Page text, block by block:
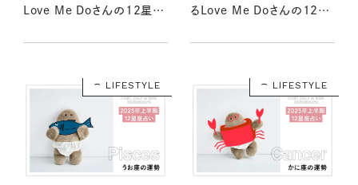
Love Me Doさんの12星座
るLove Me Doさんの12星
LIFESTYLE LIFESTYLE